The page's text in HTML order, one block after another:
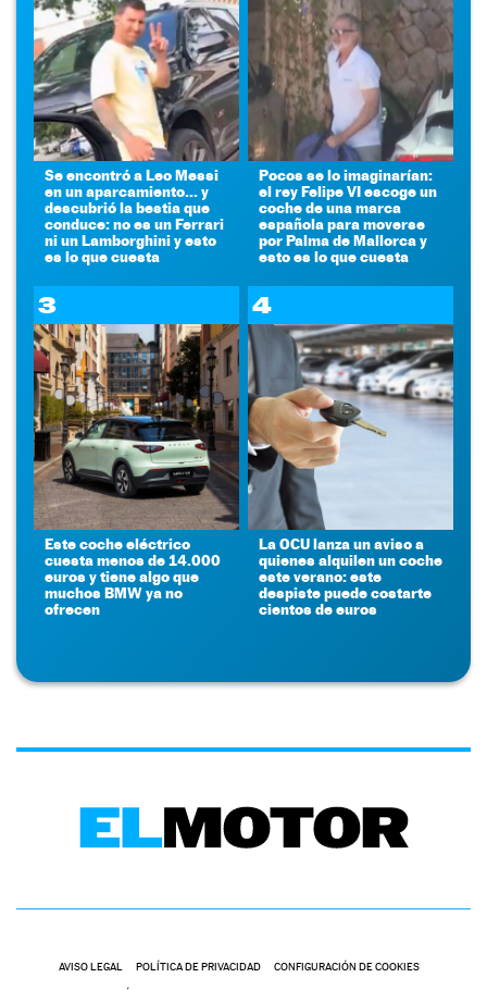
Se encontró a Leo Messi
en un aparcamiento... y
descubrió la bestia que
conduce: no es un Ferrari
ni un Lamborghini y esto
es lo que cuesta
Pocos se lo imaginarían:
el rey Felipe VI escoge un
coche de una marca
española para moverse
por Palma de Mallorca y
esto es lo que cuesta
3
Este coche eléctrico
cuesta menos de 14.000
euros y tiene algo que
muchos BMW ya no
ofrecen
4
La OCU lanza un aviso a
quienes alquilen un coche
este verano: este
despiste puede costarte
cientos de euros
AVISO LEGAL POLÍTICA DE PRIVACIDAD CONFIGURACIÓN DE COOKIES